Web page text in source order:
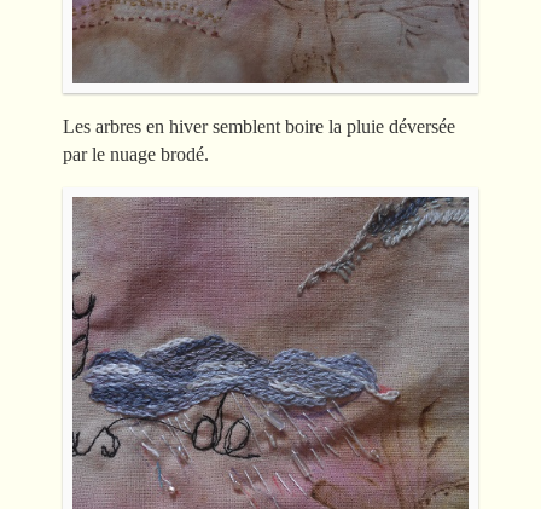
Les arbres en hiver semblent boire la pluie déversée
par le nuage brodé.